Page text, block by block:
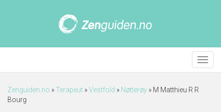
Meny
Zenguiden.no »Terapeut »Vestfold » Nøtterøy » M Matthieu R R
Bourg